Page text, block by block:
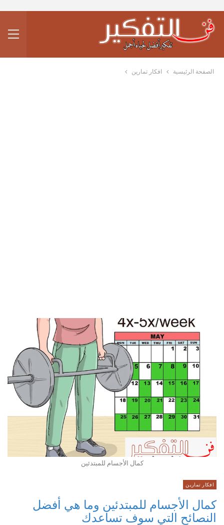
الصفحة الرئيسية افكار تمارين
كمال الأجسام للمبتدئين
افكار تمارين
كمال الأجسام للمبتدئين وما هي أفضل
النصائح التي سوف تساعدك